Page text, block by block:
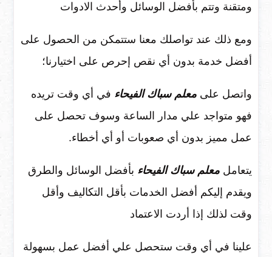
ومتقنة وتتم بأفضل الوسائل وأحدث الادوات
ومع ذلك عند تواصلك معنا ستتمكن من الحصول على
أفضل خدمة بدون أي نقص إحرص على اختيارنا؛
واتصل على معلم سباك الفيحاء في أي وقت تريده
فهو متواجد علي مدار الساعة وسوف تحصل على
عمل مميز بدون أي صعوبات أو أي أخطاء.
يتعامل معلم سباك الفيحاء بأفضل الوسائل والطرق
ويقدم إليكم أفضل الخدمات بأقل التكاليف وأقل
وقت لذلك إذا أردت الاعتماد
علينا في أي وقت ستحصل علي أفضل عمل بسهولة